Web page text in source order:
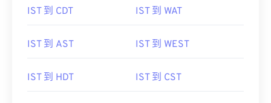
IST 到 CDT IST 到 WAT
IST 到 AST IST 到 WEST
IST 到 HDT IST 到 CST